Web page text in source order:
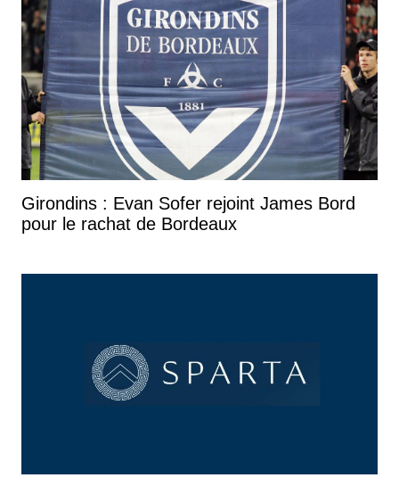
Girondins : Evan Sofer rejoint James Bord
pour le rachat de Bordeaux